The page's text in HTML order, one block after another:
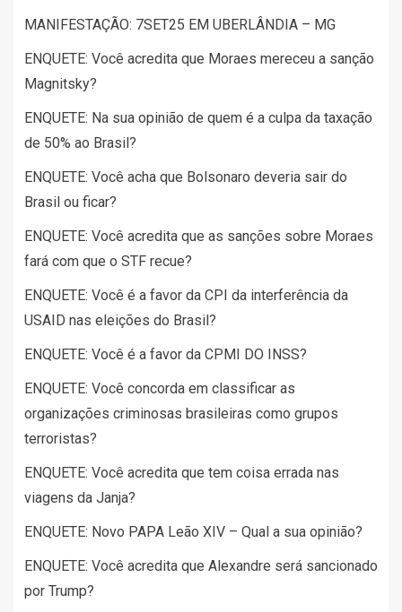
MANIFESTAÇÃO: 7SET25 EM UBERLÂNDIA – MG
ENQUETE: Você acredita que Moraes mereceu a sanção
Magnitsky?
ENQUETE: Na sua opinião de quem é a culpa da taxação
de 50% ao Brasil?
ENQUETE: Você acha que Bolsonaro deveria sair do
Brasil ou ficar?
ENQUETE: Você acredita que as sanções sobre Moraes
fará com que o STF recue?
ENQUETE: Você é a favor da CPI da interferência da
USAID nas eleições do Brasil?
ENQUETE: Você é a favor da CPMI DO INSS?
ENQUETE: Você concorda em classificar as
organizações criminosas brasileiras como grupos
terroristas?
ENQUETE: Você acredita que tem coisa errada nas
viagens da Janja?
ENQUETE: Novo PAPA Leão XIV – Qual a sua opinião?
ENQUETE: Você acredita que Alexandre será sancionado
por Trump?